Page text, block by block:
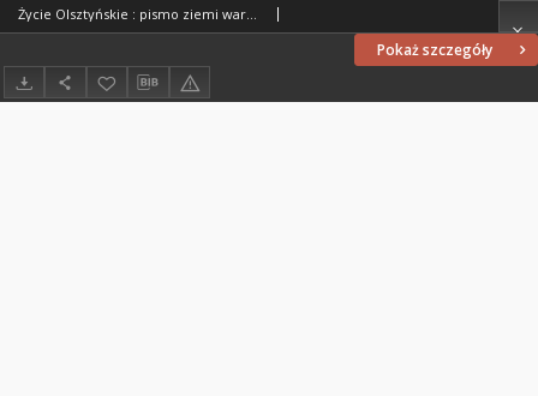
Pokaż szczegóły
Życie Olsztyńskie : pismo ziemi warmińsko-mazurskiej, 1949, nr 149